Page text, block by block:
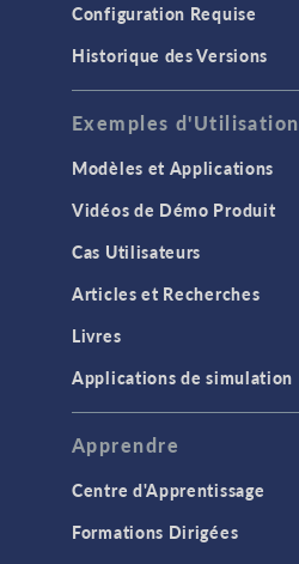
Configuration Requise
Historique des Versions
Exemples d'Utilisation
Modèles et Applications
Vidéos de Démo Produit
Cas Utilisateurs
Articles et Recherches
Livres
Applications de simulation
Apprendre
Centre d'Apprentissage
Formations Dirigées